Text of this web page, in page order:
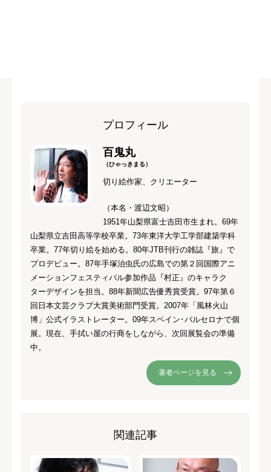
プロフィール
百鬼丸
（ひゃっきまる）
切り絵作家、クリエーター
（本名・渡辺文昭）
1951年山梨県富士吉田市生まれ。69年
山梨県立吉田高等学校卒業。73年東洋大学工学部建築学科
卒業。77年切り絵を始める。80年JTB刊行の雑誌『旅』で
プロデビュー。87年手塚治虫氏の広島での第２回国際アニ
メーションフェスティバル参加作品『村正』のキャラク
ターデザインを担当。88年新聞広告優秀賞受賞。97年第６
回日本文芸クラブ大賞美術部門受賞。2007年「風林火山
博」公式イラストレーター。09年スペイン･バルセロナで個
展。現在、手拭い屋の行商をしながら、次回展覧会の準備
中。
著者ページを見る
関連記事